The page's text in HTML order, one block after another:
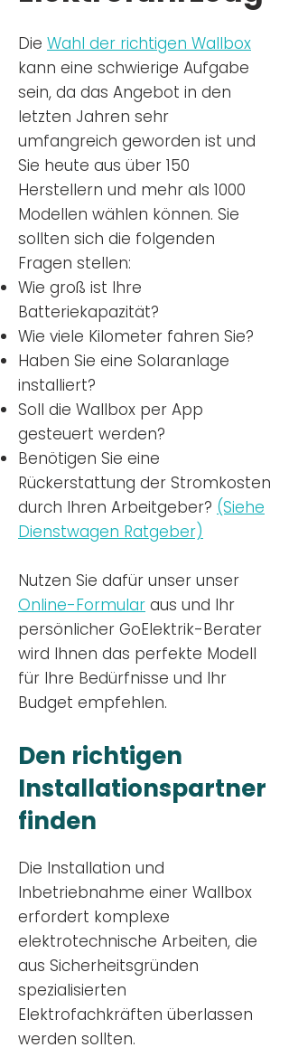
Die Wahl der richtigen Wallbox
kann eine schwierige Aufgabe
sein, da das Angebot in den
letzten Jahren sehr
umfangreich geworden ist und
Sie heute aus über 150
Herstellern und mehr als 1000
Modellen wählen können. Sie
sollten sich die folgenden
Fragen stellen:
Wie groß ist Ihre
Batteriekapazität?
Wie viele Kilometer fahren Sie?
Haben Sie eine Solaranlage
installiert?
Soll die Wallbox per App
gesteuert werden?
Benötigen Sie eine
Rückerstattung der Stromkosten
durch Ihren Arbeitgeber? (Siehe
Dienstwagen Ratgeber)
Nutzen Sie dafür unser unser
Online-Formular aus und Ihr
persönlicher GoElektrik-Berater
wird Ihnen das perfekte Modell
für Ihre Bedürfnisse und Ihr
Budget empfehlen.
Den richtigen
Installationspartner
finden
Die Installation und
Inbetriebnahme einer Wallbox
erfordert komplexe
elektrotechnische Arbeiten, die
aus Sicherheitsgründen
spezialisierten
Elektrofachkräften überlassen
werden sollten.